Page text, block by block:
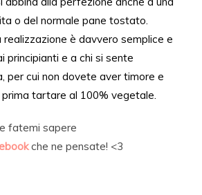
o del normale pane tostato.
è davvero semplice e
principianti e a chi si sente
per cui non dovete aver timore e
tartare al 100% vegetale.
fatemi sapere
che ne pensate! <3